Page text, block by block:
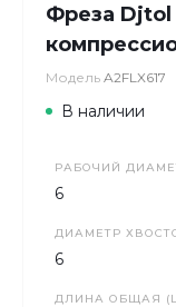
Фреза Djtol
Модель A2FLX617
В наличии
РАБОЧИЙ
6
ДИАМЕТР
6
ДЛИНА ОБЩАЯ